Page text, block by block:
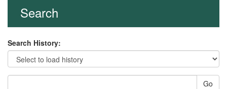
Search
Search History:
Go